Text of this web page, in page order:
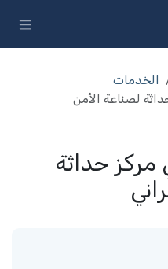
الخدمات​
لصناعة الأمن
مركز حداثة